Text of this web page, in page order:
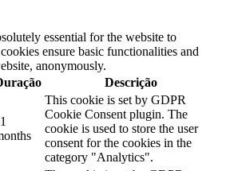
essential for the website to
ensure basic functionalities and
anonymously.
Descrição
This cookie is set by GDPR
Cookie Consent plugin. The
cookie is used to store the user
consent for the cookies in the
category "Analytics".